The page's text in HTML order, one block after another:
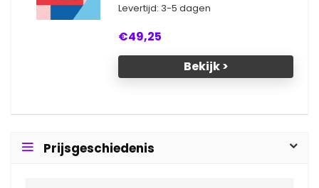
Levertijd: 3-5 dagen
€49,25
Bekijk >
Prijsgeschiedenis